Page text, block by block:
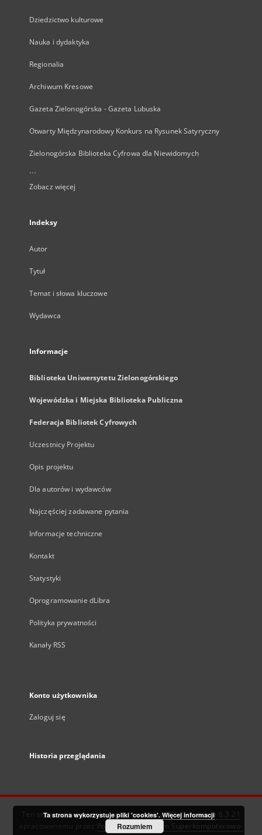
Dziedzictwo kulturowe
Nauka i dydaktyka
Regionalia
Archiwum Kresowe
Gazeta Zielonogórska - Gazeta Lubuska
Otwarty Międzynarodowy Konkurs na Rysunek Satyryczny
Zielonogórska Biblioteka Cyfrowa dla Niewidomych
...
Zobacz więcej
Indeksy
Autor
Tytuł
Temat i słowa kluczowe
Wydawca
Informacje
Biblioteka Uniwersytetu Zielonogórskiego
Wojewódzka i Miejska Biblioteka Publiczna
Federacja Bibliotek Cyfrowych
Uczestnicy Projektu
Opis projektu
Dla autorów i wydawców
Najczęściej zadawane pytania
Informacje techniczne
Kontakt
Statystyki
Oprogramowanie dLibra
Polityka prywatności
Kanały RSS
Konto użytkownika
Zaloguj się
Historia przeglądania
Ten serwis działa dzięki oprogramowaniuDInGO dLibra 6.3.21
Poznańskie Centrum Superkomputerowo-
Ta strona wykorzystuje pliki 'cookies'. Więcej informacji
Rozumiem